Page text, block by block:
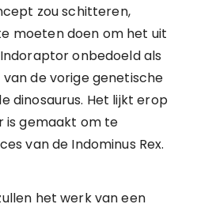
zou schitteren,
moeten doen om het uit
onbedoeld als
de vorige genetische
dinosaurus. Het lijkt erop
is gemaakt om te
van de Indominus Rex.
het werk van een